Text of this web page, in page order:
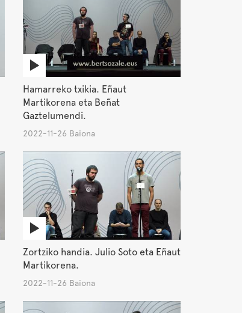
Hamarreko txikia. Eñaut
Martikorena eta Beñat
Gaztelumendi.
2022-11-26 Baiona
Zortziko handia. Julio Soto eta Eñaut
Martikorena.
2022-11-26 Baiona